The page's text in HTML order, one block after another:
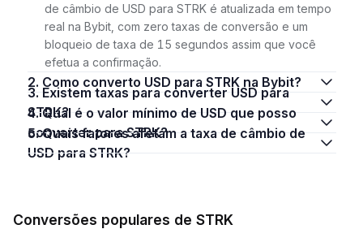
de câmbio de USD para STRK é atualizada em tempo
real na Bybit, com zero taxas de conversão e um
bloqueio de taxa de 15 segundos assim que você
efetua a confirmação.
2. Como converto USD para STRK na Bybit?
3. Existem taxas para converter USD para
STRK?
4. Qual é o valor mínimo de USD que posso
converter para STRK?
5. Quais fatores afetam a taxa de câmbio de
USD para STRK?
Conversões populares de STRK